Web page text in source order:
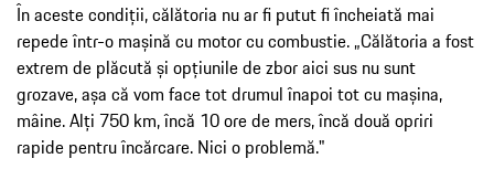
În aceste condiții, călătoria nu ar fi putut fi încheiată mai
repede într-o mașină cu motor cu combustie. „Călătoria a fost
extrem de plăcută și opțiunile de zbor aici sus nu sunt
grozave, așa că vom face tot drumul înapoi tot cu mașina,
mâine. Alți 750 km, încă 10 ore de mers, încă două opriri
rapide pentru încărcare. Nici o problemă."